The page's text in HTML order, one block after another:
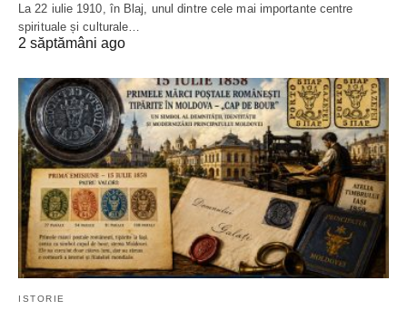
La 22 iulie 1910, în Blaj, unul dintre cele mai importante centre
spirituale și culturale…
2 săptămâni ago
ISTORIE